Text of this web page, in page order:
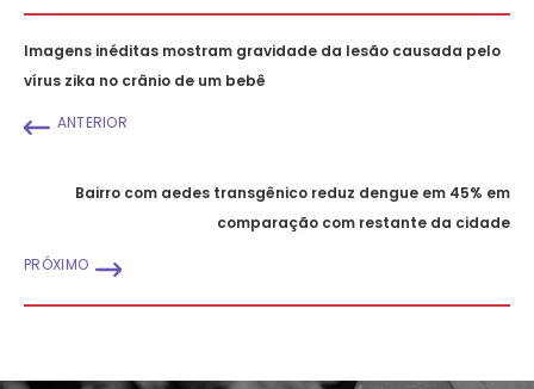
Imagens inéditas mostram gravidade da lesão causada pelo
vírus zika no crânio de um bebê
ANTERIOR
Bairro com aedes transgênico reduz dengue em 45% em
comparação com restante da cidade
PRÓXIMO